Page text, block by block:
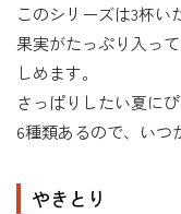
このシリーズは3杯い
果実がたっぷり入っ
しめます。
さっぱりしたい夏に
6種類あるので、いつ
やきとり